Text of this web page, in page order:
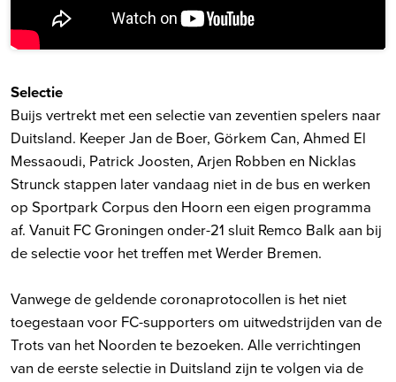
Selectie
Buijs vertrekt met een selectie van zeventien spelers naar
Duitsland. Keeper Jan de Boer, Görkem Can, Ahmed El
Messaoudi, Patrick Joosten, Arjen Robben en Nicklas
Strunck stappen later vandaag niet in de bus en werken
op Sportpark Corpus den Hoorn een eigen programma
af. Vanuit FC Groningen onder-21 sluit Remco Balk aan bij
de selectie voor het treffen met Werder Bremen.
Vanwege de geldende coronaprotocollen is het niet
toegestaan voor FC-supporters om uitwedstrijden van de
Trots van het Noorden te bezoeken. Alle verrichtingen
van de eerste selectie in Duitsland zijn te volgen via de